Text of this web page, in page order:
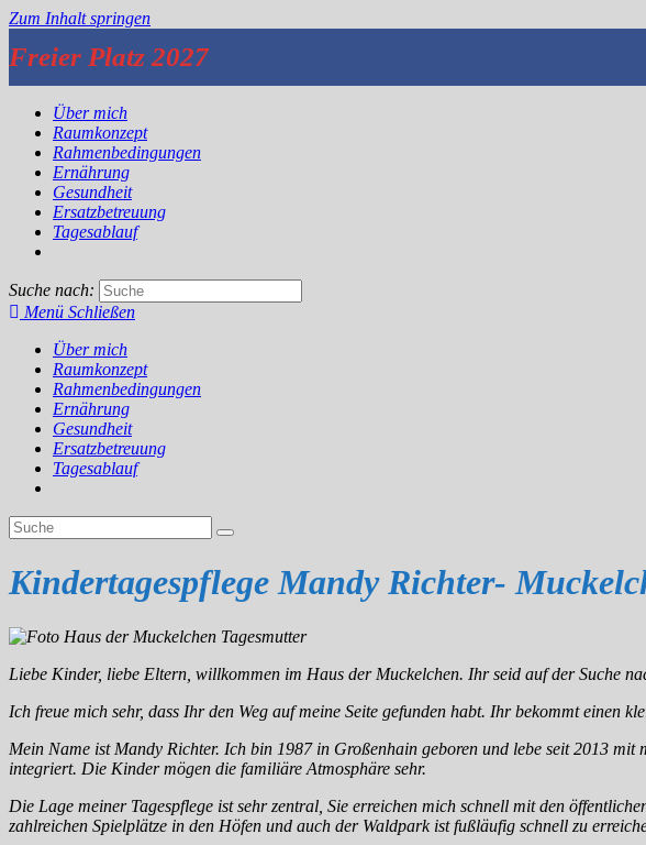
Zum Inhalt springen
Freier Platz 2027
Über mich
Raumkonzept
Rahmenbedingungen
Ernährung
Gesundheit
Ersatzbetreuung
Tagesablauf
Suche nach:
Menü Schließen
Über mich
Raumkonzept
Rahmenbedingungen
Ernährung
Gesundheit
Ersatzbetreuung
Tagesablauf
Kindertagespflege Mandy Richter-
Liebe Kinder, liebe Eltern, willkommen im Haus der Muckelchen. Ihr seid auf der Suche
Ich freue mich sehr, dass Ihr den Weg auf meine Seite gefunden habt. Ihr bekommt einen
Mein Name ist Mandy Richter. Ich bin 1987 in Großenhain geboren und lebe seit 2013
integriert. Die Kinder mögen die familiäre Atmosphäre sehr.
Die Lage meiner Tagespflege ist sehr zentral, Sie erreichen mich schnell mit den
zahlreichen Spielplätze in den Höfen und auch der Waldpark ist fußläufig schnell zu